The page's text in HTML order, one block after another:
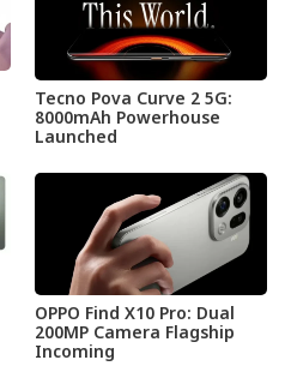
Tecno Pova Curve 2 5G:
8000mAh Powerhouse
Launched
OPPO Find X10 Pro: Dual
200MP Camera Flagship
Incoming